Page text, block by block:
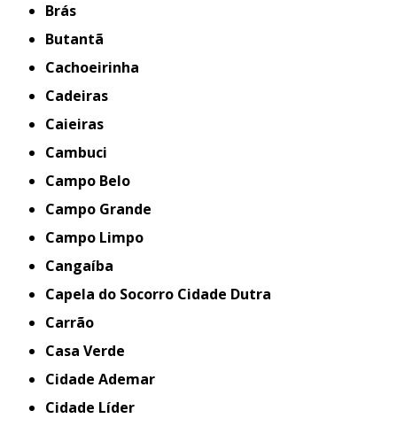
Brás
Butantã
Cachoeirinha
Cadeiras
Caieiras
Cambuci
Campo Belo
Campo Grande
Campo Limpo
Cangaíba
Capela do Socorro Cidade Dutra
Carrão
Casa Verde
Cidade Ademar
Cidade Líder